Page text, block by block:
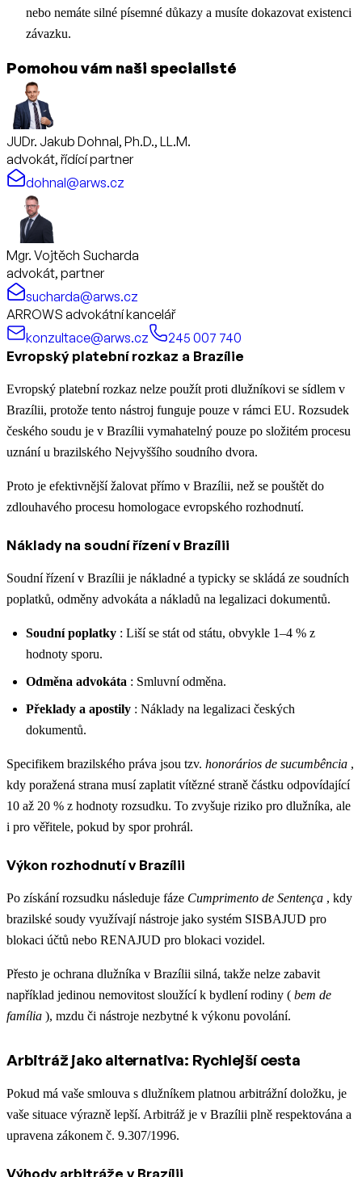
nebo nemáte silné písemné důkazy a musíte dokazovat existenci
závazku.
Pomohou vám naši specialisté
JUDr. Jakub Dohnal, Ph.D., LL.M.
advokát, řídící partner
dohnal@arws.cz
Mgr. Vojtěch Sucharda
advokát, partner
sucharda@arws.cz
ARROWS advokátní kancelář
konzultace@arws.cz
245 007 740
Evropský platební rozkaz a Brazílie
Evropský platební rozkaz nelze použít proti dlužníkovi se sídlem v
Brazílii, protože tento nástroj funguje pouze v rámci EU. Rozsudek
českého soudu je v Brazílii vymahatelný pouze po složitém procesu
uznání u brazilského Nejvyššího soudního dvora.
Proto je efektivnější žalovat přímo v Brazílii, než se pouštět do
zdlouhavého procesu homologace evropského rozhodnutí.
Náklady na soudní řízení v Brazílii
Soudní řízení v Brazílii je nákladné a typicky se skládá ze soudních
poplatků, odměny advokáta a nákladů na legalizaci dokumentů.
Soudní poplatky : Liší se stát od státu, obvykle 1–4 % z
hodnoty sporu.
Odměna advokáta : Smluvní odměna.
Překlady a apostily : Náklady na legalizaci českých
dokumentů.
Specifikem brazilského práva jsou tzv. honorários de sucumbência ,
kdy poražená strana musí zaplatit vítězné straně částku odpovídající
10 až 20 % z hodnoty rozsudku. To zvyšuje riziko pro dlužníka, ale
i pro věřitele, pokud by spor prohrál.
Výkon rozhodnutí v Brazílii
Po získání rozsudku následuje fáze Cumprimento de Sentença , kdy
brazilské soudy využívají nástroje jako systém SISBAJUD pro
blokaci účtů nebo RENAJUD pro blokaci vozidel.
Přesto je ochrana dlužníka v Brazílii silná, takže nelze zabavit
například jedinou nemovitost sloužící k bydlení rodiny ( bem de
família ), mzdu či nástroje nezbytné k výkonu povolání.
Arbitráž jako alternativa: Rychlejší cesta
Pokud má vaše smlouva s dlužníkem platnou arbitrážní doložku, je
vaše situace výrazně lepší. Arbitráž je v Brazílii plně respektována a
upravena zákonem č. 9.307/1996.
Výhody arbitráže v Brazílii